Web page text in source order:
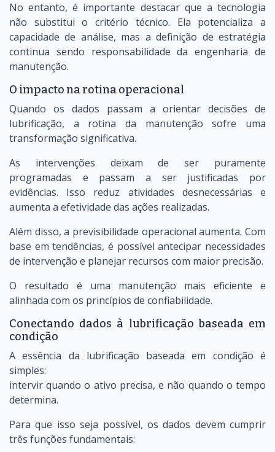
No entanto, é importante destacar que a tecnologia
não substitui o critério técnico. Ela potencializa a
capacidade de análise, mas a definição de estratégia
continua sendo responsabilidade da engenharia de
manutenção.
O impacto na rotina operacional
Quando os dados passam a orientar decisões de
lubrificação, a rotina da manutenção sofre uma
transformação significativa.
As intervenções deixam de ser puramente
programadas e passam a ser justificadas por
evidências. Isso reduz atividades desnecessárias e
aumenta a efetividade das ações realizadas.
Além disso, a previsibilidade operacional aumenta. Com
base em tendências, é possível antecipar necessidades
de intervenção e planejar recursos com maior precisão.
O resultado é uma manutenção mais eficiente e
alinhada com os princípios de confiabilidade.
Conectando dados à lubrificação baseada em
condição
A essência da lubrificação baseada em condição é
simples:
intervir quando o ativo precisa, e não quando o tempo
determina.
Para que isso seja possível, os dados devem cumprir
três funções fundamentais: